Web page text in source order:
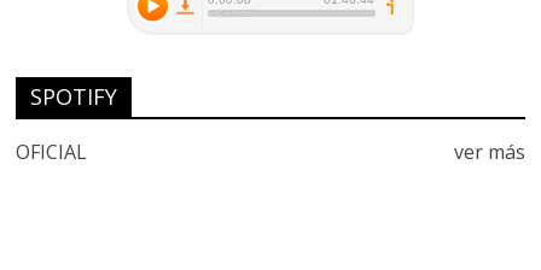
SPOTIFY
ver más
OFICIAL